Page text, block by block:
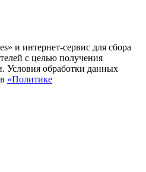
и интернет-сервис для сбора
с целью получения
Условия обработки данных
«Политике